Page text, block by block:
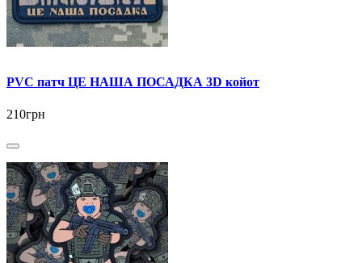
PVC патч ЦЕ НАША ПОСАДКА 3D койот
210грн